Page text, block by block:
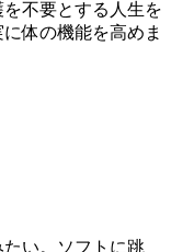
不要とする人生を
体の機能を高めま
い。ソフトに跳